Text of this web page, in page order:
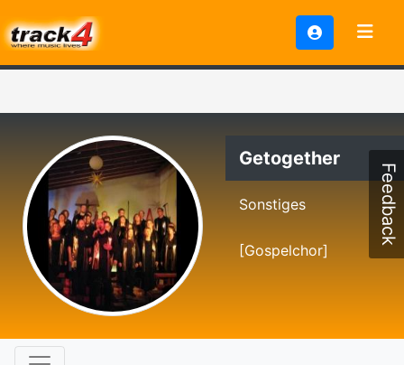
Getogether
Sonstiges
[Gospelchor]
Feedback